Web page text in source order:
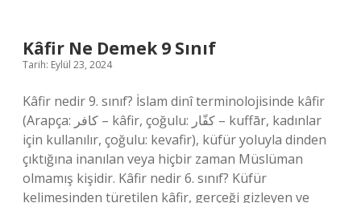
Kâfir Ne Demek 9 Sınıf
Tarih: Eylül 23, 2024
Kâfir nedir 9. sınıf? İslam dinî terminolojisinde kâfir
(Arapça: كافر – kâfir, çoğulu: كفّار – kuffār, kadınlar
için kullanılır, çoğulu: kevafir), küfür yoluyla dinden
çıktığına inanılan veya hiçbir zaman Müslüman
olmamış kişidir. Kâfir nedir 6. sınıf? Küfür
kelimesinden türetilen kâfir, gerçeği gizleyen ve